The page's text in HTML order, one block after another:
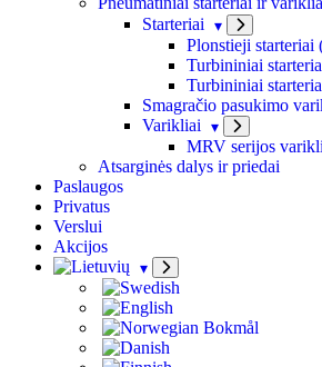
Starteriai
Plonstieji starteriai
Turbininiai
Turbininiai
Smagračio pasukimo
Varikliai
MRV serijos
Atsarginės dalys ir priedai
Paslaugos
Privatus
Verslui
Akcijos